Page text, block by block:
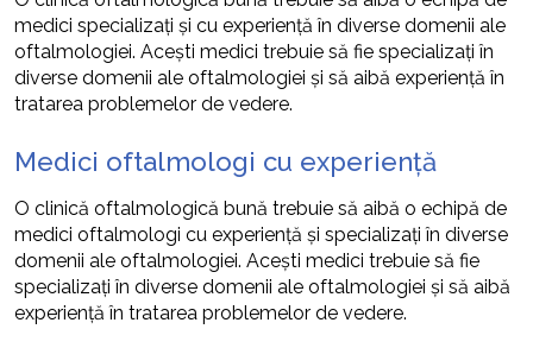
medici specializați și cu experiență în diverse domenii ale
oftalmologiei. Acești medici trebuie să fie specializați în
diverse domenii ale oftalmologiei și să aibă experiență în
tratarea problemelor de vedere.
Medici oftalmologi cu experiență
O clinică oftalmologică bună trebuie să aibă o echipă de
medici oftalmologi cu experiență și specializați în diverse
domenii ale oftalmologiei. Acești medici trebuie să fie
specializați în diverse domenii ale oftalmologiei și să aibă
experiență în tratarea problemelor de vedere.